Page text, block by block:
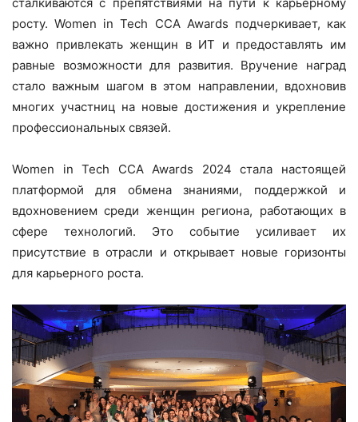
росту. Women in Tech CCA Awards подчеркивает, как
важно привлекать женщин в ИТ и предоставлять им
равные возможности для развития. Вручение наград
стало важным шагом в этом направлении, вдохновив
многих участниц на новые достижения и укрепление
профессиональных связей.
Women in Tech CCA Awards 2024 стала настоящей
платформой для обмена знаниями, поддержкой и
вдохновением среди женщин региона, работающих в
сфере технологий. Это событие усиливает их
присутствие в отрасли и открывает новые горизонты
для карьерного роста.